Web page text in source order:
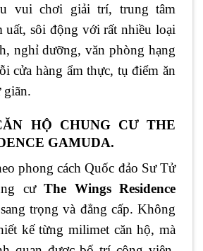
vui chơi giải trí, trung tâm
uất, sôi động với rất nhiều loại
nghỉ dưỡng, văn phòng hạng
cửa hàng ẩm thực, tụ điểm ăn
giãn.
HỘ CHUNG CƯ THE
GAMUDA.
phong cách Quốc đảo Sư Tử
cư The Wings Residence
trọng và đẳng cấp. Không
kế từng milimet căn hộ, mà